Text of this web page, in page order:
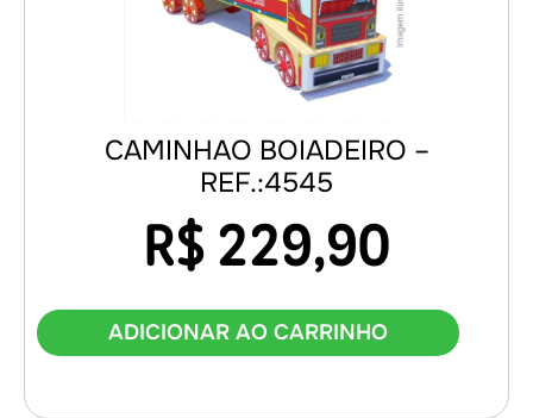
CAMINHAO BOIADEIRO –
REF.:4545
R$ 229,90
ADICIONAR AO CARRINHO